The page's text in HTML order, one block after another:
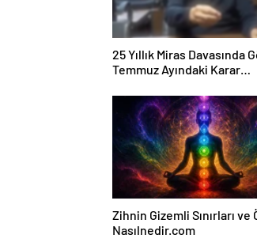
25 Yıllık Miras Davasında
Temmuz Ayındaki Karar
Zihnin Gizemli Sınırları ve
Nasılnedir.com